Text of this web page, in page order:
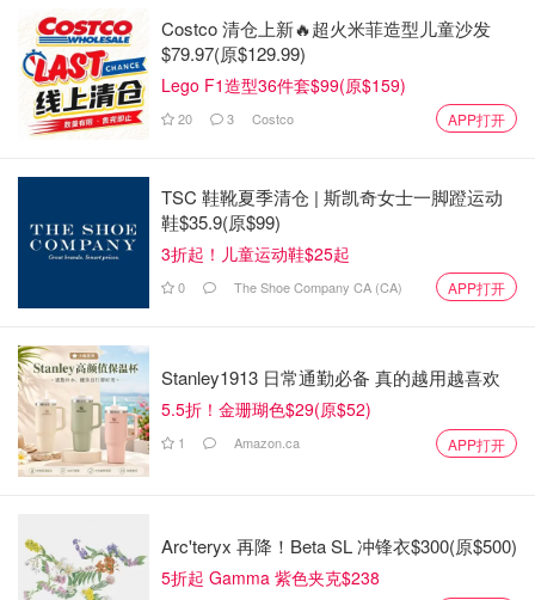
Costco 清仓上新🔥超火米菲造型儿童沙发
$79.97(原$129.99)
Lego F1造型36件套$99(原$159)
20 3 Costco APP打开
TSC 鞋靴夏季清仓 | 斯凯奇女士一脚蹬运动
鞋$35.9(原$99)
3折起！儿童运动鞋$25起
0 The Shoe Company CA (CA) APP打开
Stanley1913 日常通勤必备 真的越用越喜欢
5.5折！金珊瑚色$29(原$52)
1 Amazon.ca APP打开
Arc'teryx 再降！Beta SL 冲锋衣$300(原$500)
5折起 Gamma 紫色夹克$238